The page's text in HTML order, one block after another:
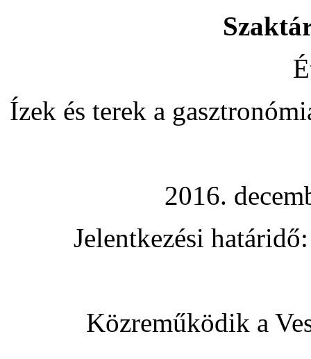
Ízek és terek a
2016.
Jelentkezési
Közreműködik a